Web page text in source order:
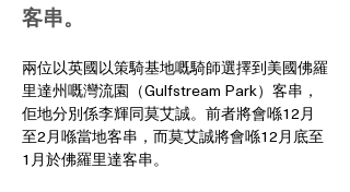
客串。
兩位以英國以策騎基地嘅騎師選擇到美國佛羅
里達州嘅灣流園（Gulfstream Park）客串，
佢地分別係李輝同莫艾誠。前者將會喺12月
至2月喺當地客串，而莫艾誠將會喺12月底至
1月於佛羅里達客串。